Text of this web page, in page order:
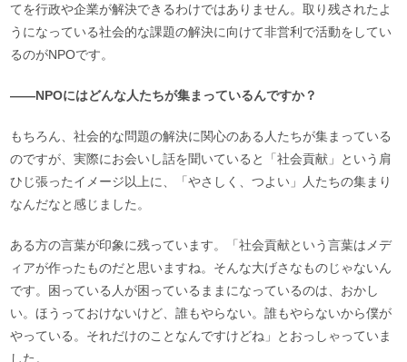
てを行政や企業が解決できるわけではありません。取り残されたよ
うになっている社会的な課題の解決に向けて非営利で活動をしてい
るのがNPOです。
――NPOにはどんな人たちが集まっているんですか？
もちろん、社会的な問題の解決に関心のある人たちが集まっている
のですが、実際にお会いし話を聞いていると「社会貢献」という肩
ひじ張ったイメージ以上に、「やさしく、つよい」人たちの集まり
なんだなと感じました。
ある方の言葉が印象に残っています。「社会貢献という言葉はメデ
ィアが作ったものだと思いますね。そんな大げさなものじゃないん
です。困っている人が困っているままになっているのは、おかし
い。ほうっておけないけど、誰もやらない。誰もやらないから僕が
やっている。それだけのことなんですけどね」とおっしゃっていま
した。